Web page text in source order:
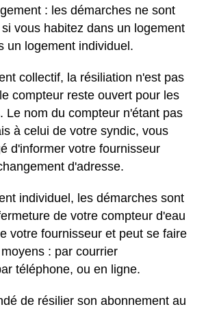
: les démarches ne sont
vous habitez dans un logement
un logement individuel.
collectif, la résiliation n'est pas
compteur reste ouvert pour les
Le nom du compteur n'étant pas
à celui de votre syndic, vous
d'informer votre fournisseur
d'adresse.
individuel, les démarches sont
de votre compteur d'eau
votre fournisseur et peut se faire
: par courrier
téléphone, ou en ligne.
de résilier son abonnement au